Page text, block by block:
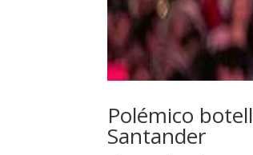
Polémico
Santander